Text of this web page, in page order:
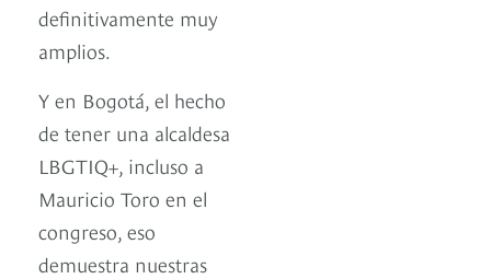
definitivamente muy
amplios.
Y en Bogotá, el hecho
de tener una alcaldesa
LBGTIQ+, incluso a
Mauricio Toro en el
congreso, eso
demuestra nuestras